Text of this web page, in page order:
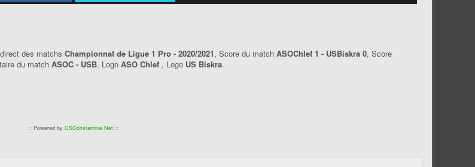
des matchs Championnat de Ligue 1 Pro - 2020/2021, Score du match ASOChlef 1 - USBiskra 0, Score
du match ASOC - USB, Logo ASO Chlef , Logo US Biskra.
:: Powered by CSConstantine.Net::